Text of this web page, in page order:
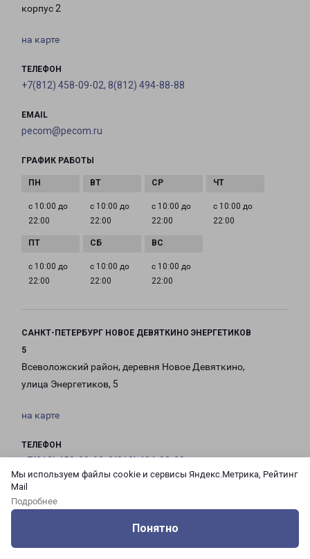
Мы используем файлы cookie и сервисы Яндекс.Метрика, Рейтинг
Mail
Подробнее
Понятно
корпус 2
на карте
ТЕЛЕФОН
+7(812) 458-09-02, 8(812) 494-88-88
EMAIL
pecom@pecom.ru
ГРАФИК РАБОТЫ
с 10:00 до
22:00
с 10:00 до
22:00
с 10:00 до
22:00
с 10:00 до
22:00
с 10:00 до
22:00
с 10:00 до
22:00
с 10:00 до
22:00
САНКТ-ПЕТЕРБУРГ НОВОЕ ДЕВЯТКИНО ЭНЕРГЕТИКОВ
5
Всеволожский район, деревня Новое Девяткино,
улица Энергетиков, 5
на карте
ТЕЛЕФОН
+7(812) 458-09-02, 8(812) 494-88-88
EMAIL
pecom@pecom.ru